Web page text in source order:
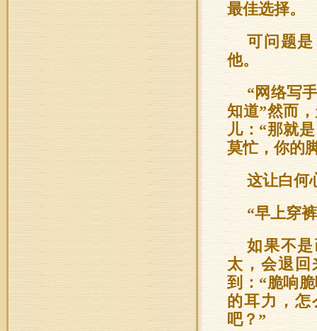
最佳选择。
可问题
他。
“网络写
知道”然而
儿：“那就
莫忙，你的
这让白何
“早上穿
如果不
太，会退回
到：“脆响
的耳力，怎
吧？”